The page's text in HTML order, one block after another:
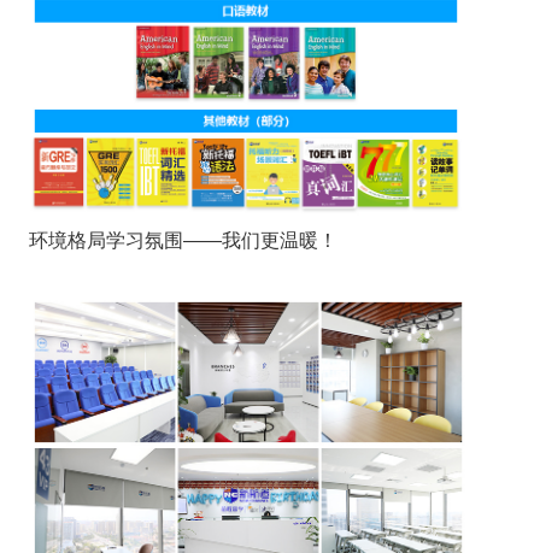
环境格局学习氛围——我们更温暖！